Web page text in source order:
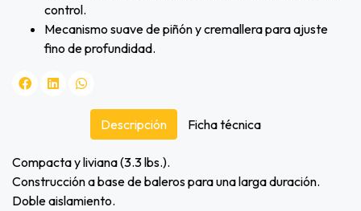
control.
Mecanismo suave de piñón y cremallera para ajuste
fino de profundidad.
Compacta y liviana (3.3 lbs.).
Construcción a base de baleros para una larga duración.
Doble aislamiento.
Descripción Ficha técnica